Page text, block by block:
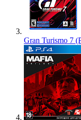
Gran Turismo 7